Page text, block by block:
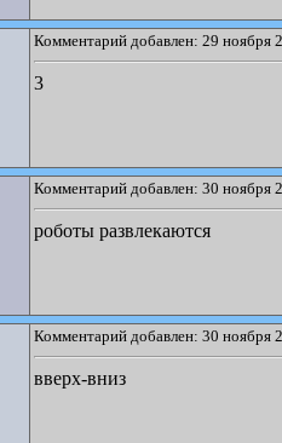
Комментарий добавлен: 29 ноября
3
Комментарий добавлен: 30 ноября
роботы развлекаются
Комментарий добавлен: 30 ноября
вверх-вниз